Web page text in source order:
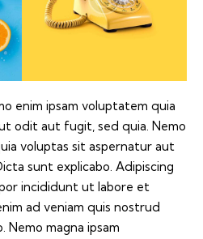
enim ipsam voluptatem quia
odit aut fugit, sed quia. Nemo
voluptas sit aspernatur aut
sunt explicabo. Adipiscing
incididunt ut labore et
ad veniam quis nostrud
Nemo magna ipsam